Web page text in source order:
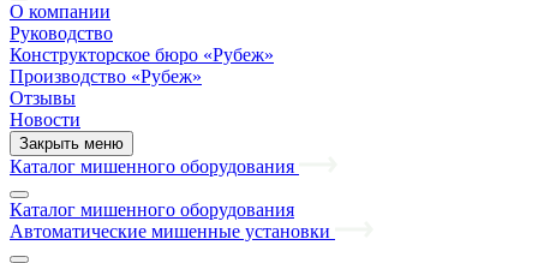
О компании
Руководство
Конструкторское бюро «Рубеж»
Производство «Рубеж»
Отзывы
Новости
Закрыть меню
Каталог мишенного оборудования
Каталог мишенного оборудования
Автоматические мишенные установки